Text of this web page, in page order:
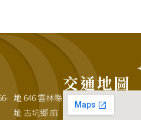
地
址
646 雲林縣
古坑鄉 麻
交通地圖